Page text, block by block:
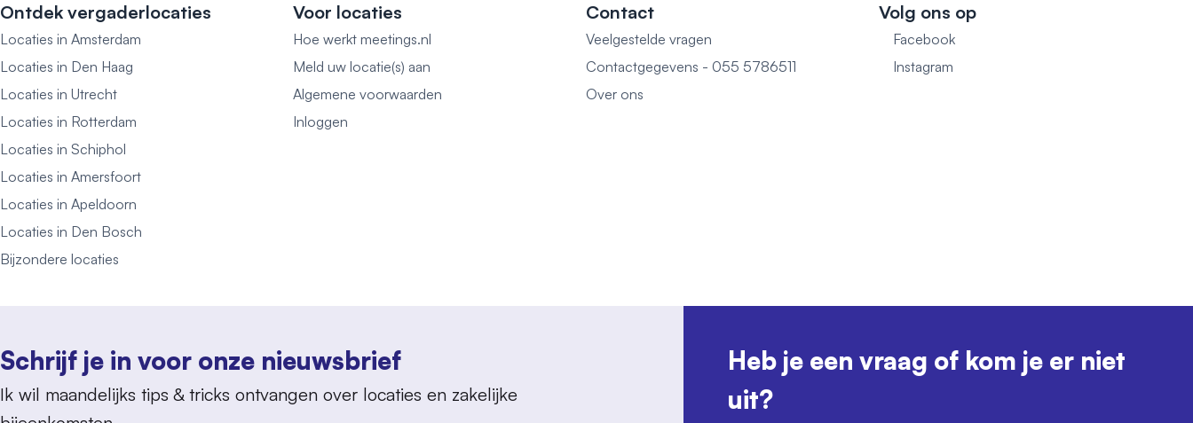
Ontdek vergaderlocaties
Locaties in Amsterdam
Locaties in Den Haag
Locaties in Utrecht
Locaties in Rotterdam
Locaties in Schiphol
Locaties in Amersfoort
Locaties in Apeldoorn
Locaties in Den Bosch
Bijzondere locaties
Voor locaties
Hoe werkt meetings.nl
Meld uw locatie(s) aan
Algemene voorwaarden
Inloggen
Contact
Veelgestelde vragen
Contactgegevens - 055 5786511
Over ons
Volg ons op
Facebook
Instagram
Schrijf je in voor onze nieuwsbrief
Ik wil maandelijks tips & tricks ontvangen over locaties en zakelijke
Heb je een vraag of kom je er niet
uit?